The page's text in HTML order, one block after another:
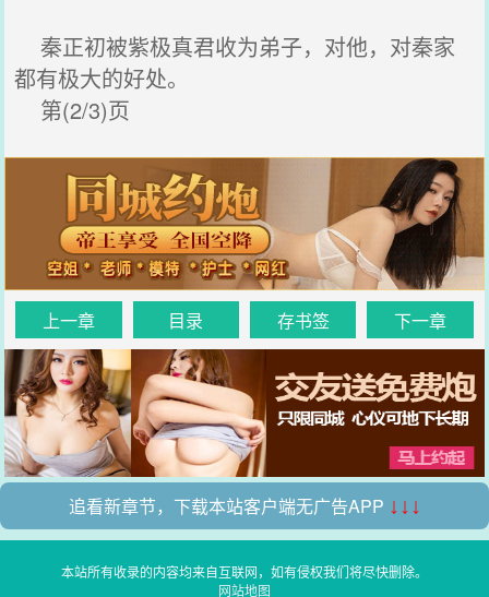
秦正初被紫极真君收为弟子，对他，对秦家
都有极大的好处。
第(2/3)页
上一章 目录 存书签 下一章
追看新章节，下载本站客户端无广告APP ↓↓↓
本站所有收录的内容均来自互联网，如有侵权我们将尽快删除。
网站地图